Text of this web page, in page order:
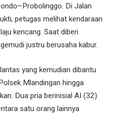
Di Jalan
petugas melihat kendaraan
kencang. Saat diberi
justru berusaha kabur.
yang kemudian dibantu
Mlandingan hingga
Dua pria berinisial AI (32)
satu orang lainnya